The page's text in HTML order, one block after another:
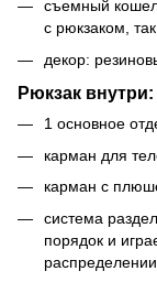
съемный
с рюкзаком,
декор:
Рюкзак внутри:
1 основное
карман для
карман с
система
порядок и